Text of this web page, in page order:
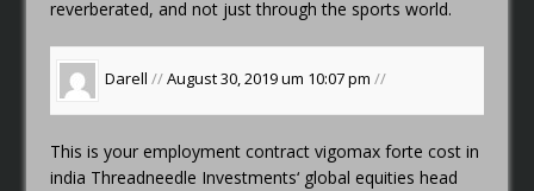
reverberated, and not just through the sports world.
Darell //August 30, 2019 um 10:07 pm//
This is your employment contractvigomax forte cost in
india Threadneedle Investments‘ global equities head